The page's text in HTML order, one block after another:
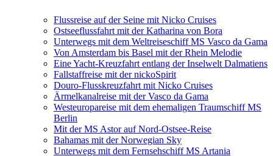
Flussreise auf der Seine mit Nicko Cruises
Ostseeflussfahrt mit der Katharina von Bora
Unterwegs mit dem Weltreiseschiff MS Vasco da Gama
Von Amsterdam bis Basel mit der Rhein Melodie
Eine Yacht-Kreuzfahrt entlang der Inselwelt Dalmatiens
Fallstaffreise mit der nickoSpirit
Douro-Flusskreuzfahrt mit Nicko Cruises
Ärmelkanalreise mit der Vasco da Gama
Westeuropareise mit dem ehemaligen Traumschiff MS
Berlin
Mit der MS Astor auf Nord-Ostsee-Reise
Bahamas mit der Norwegian Sky
Unterwegs mit dem Fernsehschiff MS Artania